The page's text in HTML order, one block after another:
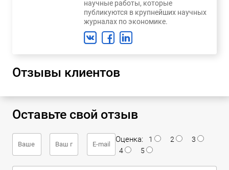
научные работы, которые
публикуются в крупнейших научных
журналах по экономике.
Отзывы клиентов
Оставьте свой отзыв
Оценка: 1 2
3
4
5